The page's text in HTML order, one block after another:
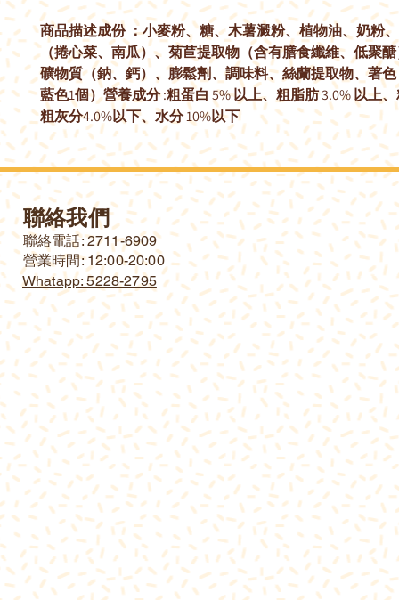
商品描述成份 ：小麥粉、糖、木薯澱粉、植物油、奶粉
（捲心菜、南瓜）、菊苣提取物（含有膳食纖維、低聚
礦物質（鈉、鈣）、膨鬆劑、調味料、絲蘭提取物、著
藍色1個）營養成分 :粗蛋白 5% 以上、粗脂肪 3.0% 以上
粗灰分4.0%以下、水分 10%以下
聯絡我們
​聯絡電話: 2711-6909
營業時間: 12:00-20:00
Whatapp: 5228-2795